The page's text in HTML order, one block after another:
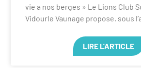
vie a nos berges » Le Lions Club
Vidourle Vaunage propose, sous
LIRE L'ARTICLE